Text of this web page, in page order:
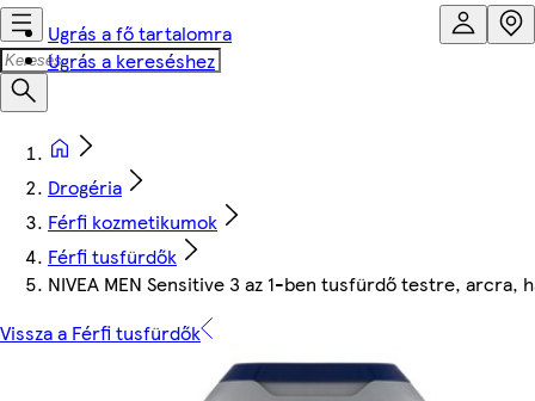
Ugrás a fő tartalomra
Ugrás a kereséshez
Drogéria
Férfi kozmetikumok
Férfi tusfürdők
NIVEA MEN Sensitive 3 az 1-ben tusfürdő testre, arcra,
Vissza a Férfi tusfürdők